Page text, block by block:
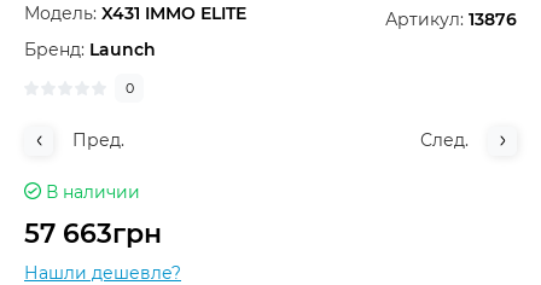
Модель: X431 IMMO ELITE Артикул: 13876
Бренд: Launch
0
Пред. След.
В наличии
57 663грн
Нашли дешевле?